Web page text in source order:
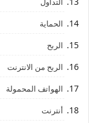
الحماية
الربح
الربح من الانترنت
الهواتف المحمولة
أنترنت